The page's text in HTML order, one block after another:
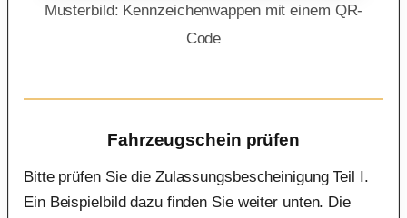
Musterbild: Kennzeichenwappen mit einem QR-
Code
Fahrzeugschein prüfen
Bitte prüfen Sie die Zulassungsbescheinigung Teil I.
Ein Beispielbild dazu finden Sie weiter unten. Die